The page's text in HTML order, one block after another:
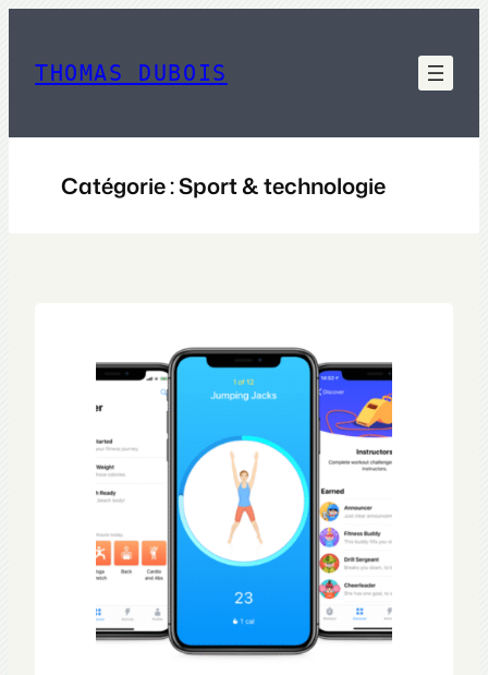
contenu
THOMAS DUBOIS
Catégorie :Sport & technologie